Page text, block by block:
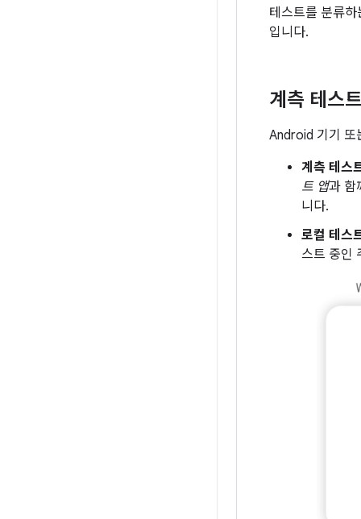
테스트를 분류
입니다.
계측 테스
Android 기기 또
계측 테스
트 앱과 함
니다.
로컬 테스
스트 중인